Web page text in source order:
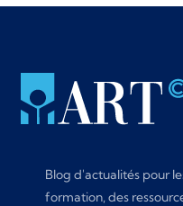
Blog d'actualités pour
formation, des